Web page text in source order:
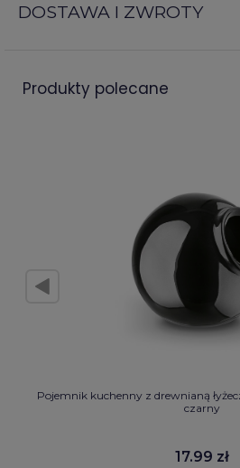
DOSTAWA I ZWROTY
produkty polecane
Pojemnik kuchenny z drewnianą
czarny
17.99 zł